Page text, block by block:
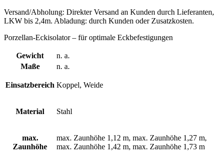
Versand/Abholung: Direkter Versand an Kunden durch Lieferanten,
LKW bis 2,4m. Abladung: durch Kunden oder Zusatzkosten.
Porzellan-Eckisolator – für optimale Eckbefestigungen
Gewicht
n. a.
Maße
n. a.
Einsatzbereich Koppel, Weide
Material Stahl
max.
Zaunhöhe
max. Zaunhöhe 1,12 m, max. Zaunhöhe 1,27 m,
max. Zaunhöhe 1,42 m, max. Zaunhöhe 1,73 m